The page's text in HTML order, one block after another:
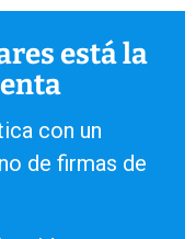
está la
con un
de firmas de